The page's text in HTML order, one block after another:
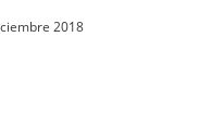
2018